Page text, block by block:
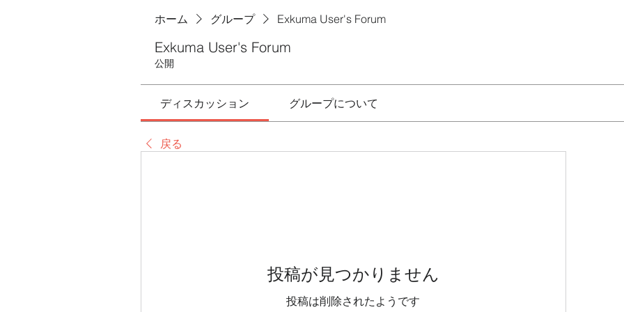
ホーム グループ Exkuma User's Forum
Exkuma User's Forum
公開
ディスカッション グループについて
戻る
投稿が見つかりません
投稿は削除されたようです